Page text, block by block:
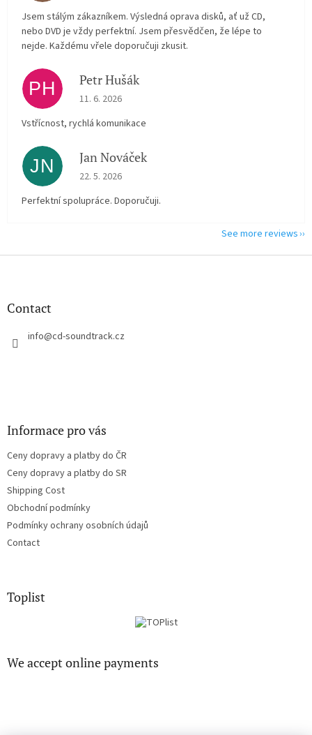
Jsem stálým zákazníkem. Výsledná oprava disků, ať už CD,
nebo DVD je vždy perfektní. Jsem přesvědčen, že lépe to
nejde. Každému vřele doporučuji zkusit.
PH Petr Hušák
The store rating is 5 out of 5 stars.
11. 6. 2026
Vstřícnost, rychlá komunikace
JN Jan Nováček
The store rating is 5 out of 5 stars.
22. 5. 2026
Perfektní spolupráce. Doporučuji.
See more reviews
F
Contact
info@cd-soundtrack.cz
Informace pro vás
Ceny dopravy a platby do ČR
Ceny dopravy a platby do SR
Shipping Cost
Obchodní podmínky
Podmínky ochrany osobních údajů
Contact
Toplist
We accept online payments